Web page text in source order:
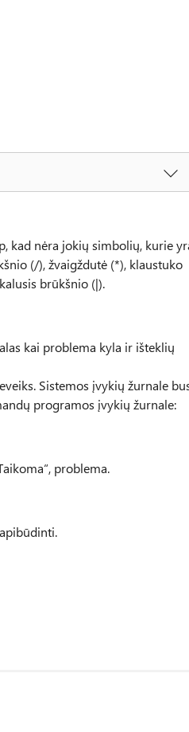
kad nėra jokių simbolių, kurie
(/), žvaigždutė (*), klaustuko
brūkšnio (|).
kai problema kyla ir išteklių
Sistemos įvykių žurnale
programos įvykių žurnale:
problema.